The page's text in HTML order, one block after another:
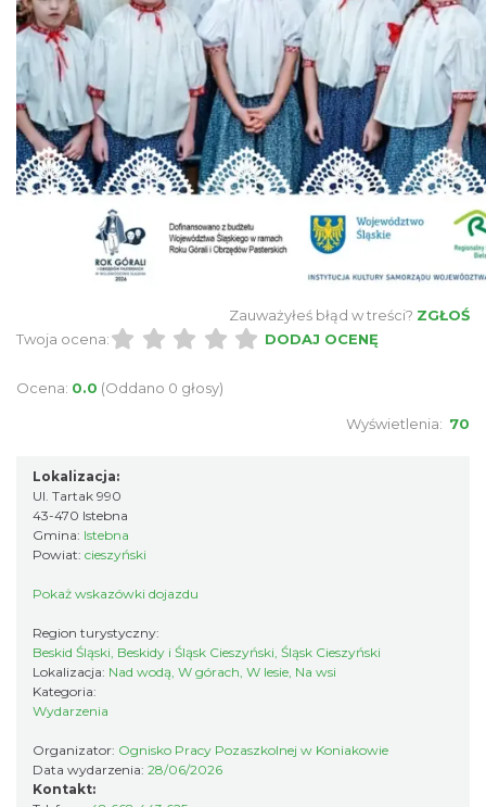
Koniaków
2026-08-15
4.09 km
Frydeckiej
2026-08-22
Zajęcia przy pasiece
Jaworzynka
5.37 km
Zauważyłeś błąd w treści? ZGŁOŚ
Twoja ocena:
DODAJ OCENĘ
Ocena: 0.0 (Oddano 0 głosy)
Wyświetlenia: 70
Lokalizacja:
Ul. Tartak 990
43-470 Istebna
Gmina: Istebna
Powiat: cieszyński
Pokaż wskazówki dojazdu
Region turystyczny:
Beskid Śląski, Beskidy i Śląsk Cieszyński, Śląsk Cieszyński
Lokalizacja: Nad wodą, W górach, W lesie, Na wsi
Kategoria:
Wydarzenia
Organizator: Ognisko Pracy Pozaszkolnej w Koniakowie
Data wydarzenia: 28/06/2026
Kontakt: